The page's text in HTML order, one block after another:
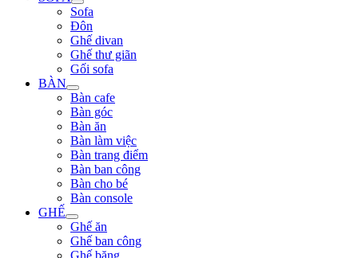
Sofa
Đôn
Ghế divan
Ghế thư giãn
Gối sofa
BÀN
Bàn cafe
Bàn góc
Bàn ăn
Bàn làm việc
Bàn trang điểm
Bàn ban công
Bàn cho bé
Bàn console
GHẾ
Ghế ăn
Ghế ban công
Ghế băng